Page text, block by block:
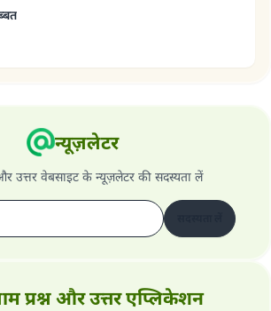
न्यूज़लेटर
और उत्तर वेबसाइट के न्यूज़लेटर की सदस्यता लें
प्रश्न और उत्तर एप्लिकेशन
110845 ने एक शादी बचाई।.
का उत्तर देने में हमारी सहायता करें
सल्लल्लाहु अलैहि व सल्लम ने फरमाया :
का मार्ग दर्शाए, उसके लिए उस भलाई के
वाले के समान प्रतिफल है।''